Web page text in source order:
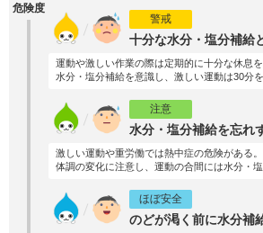
危険度
警戒
十分な水分・塩分補給
運動や激しい作業の際は定期的に十分な休息を
水分・塩分補給を意識し、激しい運動は30分を
注意
水分・塩分補給を忘れ
激しい運動や重労働では熱中症の危険がある。
体調の変化に注意し、運動の合間には水分・塩
ほぼ安全
のどが渇く前に水分補